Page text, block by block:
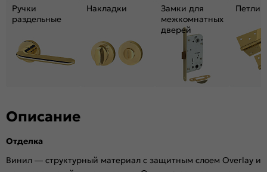
Материал:
МДФ, жесткий сотовый наполнитель.
Ручки
раздельные
Накладки
Замки для
межкомнатных
дверей
Петли
Описание
Отделка
Винил — структурный материал с защитным слоем Overlay и